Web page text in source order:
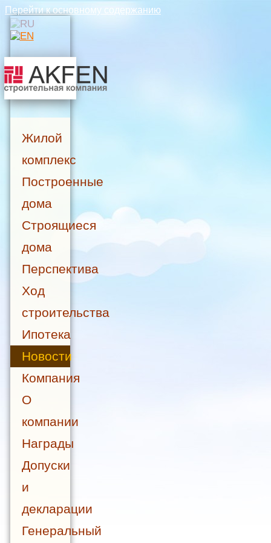
Перейти к основному содержанию
Жилой
комплекс
Построенные
дома
Строящиеся
дома
Перспектива
Ход
строительства
Ипотека
Новости
Компания
О
компании
Награды
Допуски
и
декларации
Генеральный